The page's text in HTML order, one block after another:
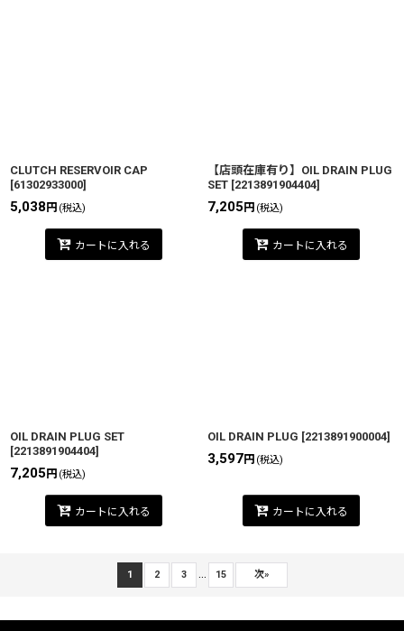
CLUTCH RESERVOIR CAP
[61302933000]
5,038 円 (税込)
カートに入れる
【店頭在庫有り】OIL DRAIN PLUG
SET [2213891904404]
7,205 円 (税込)
カートに入れる
OIL DRAIN PLUG SET
[2213891904404]
7,205 円 (税込)
カートに入れる
OIL DRAIN PLUG [2213891900004]
3,597円 (税込)
カートに入れる
1 2 3 ... 15 次»